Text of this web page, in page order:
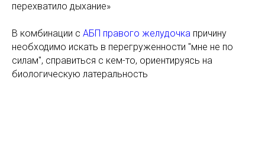
перехватило дыхание»
В комбинации с АБП правого желудочка причину
необходимо искать в перегруженности "мне не по
силам", справиться с кем-то, ориентируясь на
биологическую латеральность